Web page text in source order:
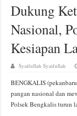
Dukung
Nasional,
Kesiapan
Syaifullah Syaifullah
BENGKALIS
pangan nasional dan
Polsek Bengkalis turun